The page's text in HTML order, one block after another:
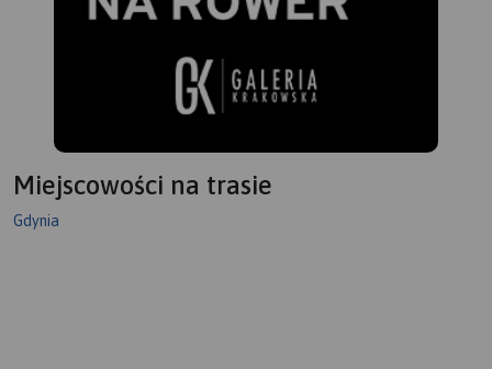
Miejscowości na trasie
Gdynia